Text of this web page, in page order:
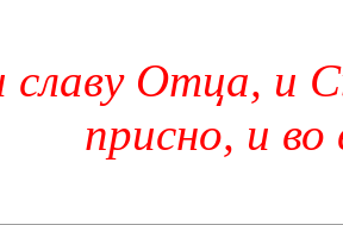
славу Отца, и
присно, и во